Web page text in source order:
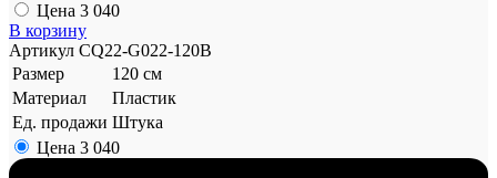
Цена 3 040
В корзину
Артикул CQ22-G022-120B
Размер
120 см
Материал
Пластик
Ед. продажи Штука
Цена 3 040